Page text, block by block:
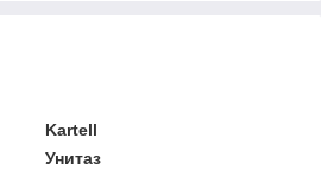
Kartell
Унитаз